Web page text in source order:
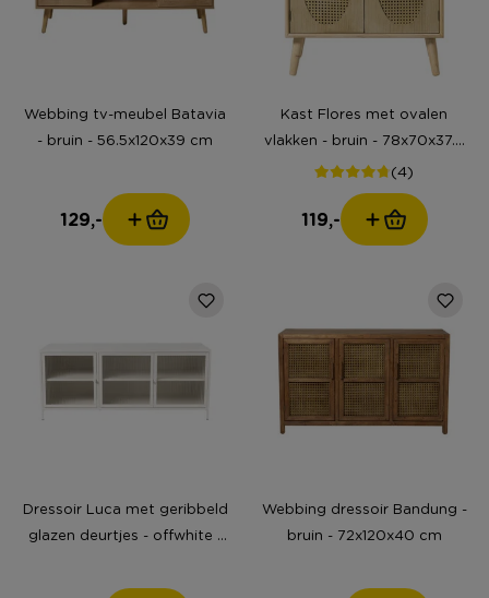
Webbing tv-meubel Batavia
- bruin - 56.5x120x39 cm
129,-
Kast Flores met ovalen
vlakken - bruin - 78x70x37.5
cm
(4)
119,-
Dressoir Luca met geribbeld
glazen deurtjes - offwhite -
Webbing dressoir Bandung -
bruin - 72x120x40 cm